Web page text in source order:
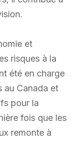
et
risques à la
été en charge
au Canada et
pour la
fois que les
remonte à